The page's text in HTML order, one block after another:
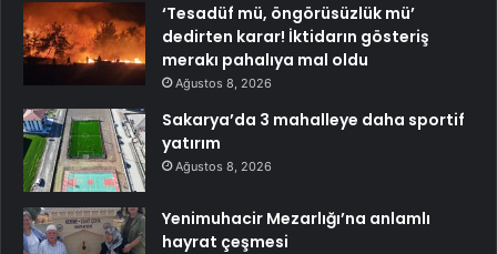
‘Tesadüf mü, öngörüsüzlük mü’
dedirten karar! İktidarın gösteriş
merakı pahalıya mal oldu
Ağustos 8, 2026
Sakarya’da 3 mahalleye daha sportif
yatırım
Ağustos 8, 2026
Yenimuhacir Mezarlığı’na anlamlı
hayrat çeşmesi